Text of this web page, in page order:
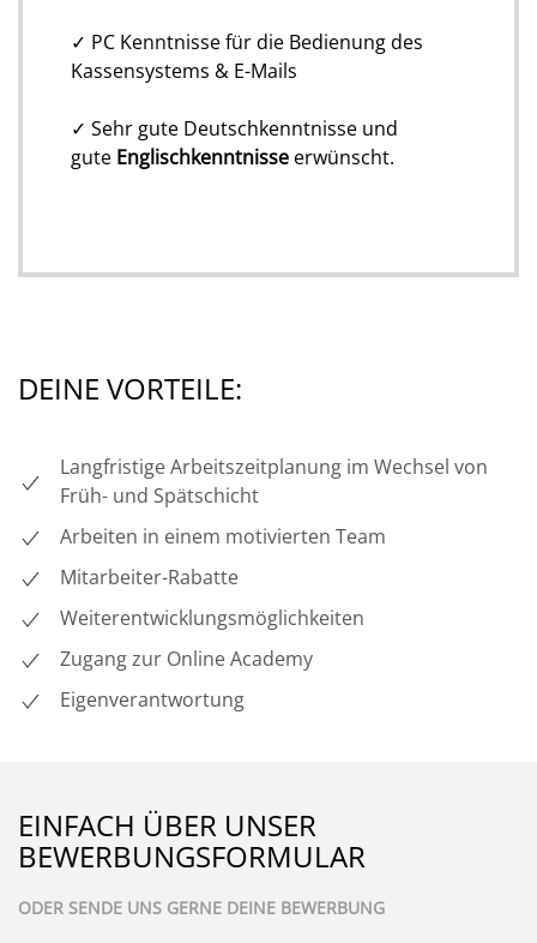
✓ PC Kenntnisse für die Bedienung des
Kassensystems & E-Mails
✓ Sehr gute Deutschkenntnisse und
gute Englischkenntnisse erwünscht.
DEINE VORTEILE:
Langfristige Arbeitszeitplanung im Wechsel von
Früh- und Spätschicht
Arbeiten in einem motivierten Team
Mitarbeiter-Rabatte
Weiterentwicklungsmöglichkeiten
Zugang zur Online Academy
Eigenverantwortung
EINFACH ÜBER UNSER
BEWERBUNGSFORMULAR
ODER SENDE UNS GERNE DEINE BEWERBUNG